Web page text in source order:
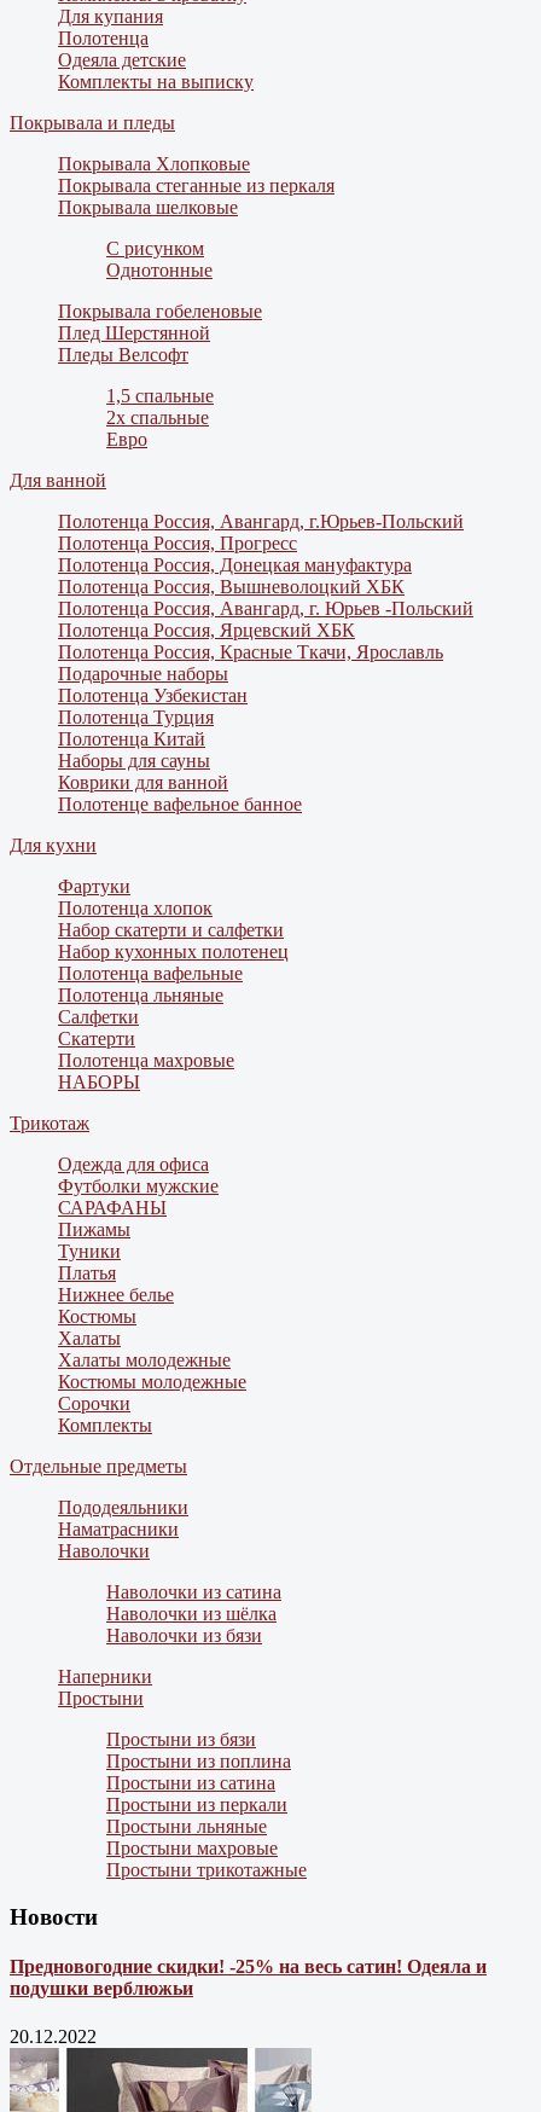
Для купания
Полотенца
Одеяла детские
Комплекты на выписку
Покрывала и пледы
Покрывала Хлопковые
Покрывала стеганные из перкаля
Покрывала шелковые
С рисунком
Однотонные
Покрывала гобеленовые
Плед Шерстянной
Пледы Велсофт
1,5 спальные
2х спальные
Евро
Для ванной
Полотенца Россия, Авангард, г.Юрьев-Польский
Полотенца Россия, Прогресс
Полотенца Россия, Донецкая мануфактура
Полотенца Россия, Вышневолоцкий ХБК
Полотенца Россия, Авангард, г. Юрьев -Польский
Полотенца Россия, Ярцевский ХБК
Полотенца Россия, Красные Ткачи, Ярославль
Подарочные наборы
Полотенца Узбекистан
Полотенца Турция
Полотенца Китай
Наборы для сауны
Коврики для ванной
Полотенце вафельное банное
Для кухни
Фартуки
Полотенца хлопок
Набор скатерти и салфетки
Набор кухонных полотенец
Полотенца вафельные
Полотенца льняные
Салфетки
Скатерти
Полотенца махровые
НАБОРЫ
Трикотаж
Одежда для офиса
Футболки мужские
САРАФАНЫ
Пижамы
Туники
Платья
Нижнее белье
Костюмы
Халаты
Халаты молодежные
Костюмы молодежные
Сорочки
Комплекты
Отдельные предметы
Пододеяльники
Наматрасники
Наволочки
Наволочки из сатина
Наволочки из шёлка
Наволочки из бязи
Наперники
Простыни
Простыни из бязи
Простыни из поплина
Простыни из сатина
Простыни из перкали
Простыни льняные
Простыни махровые
Простыни трикотажные
Новости
Предновогодние скидки! -25% на весь сатин! Одеяла и
подушки верблюжьи
20.12.2022